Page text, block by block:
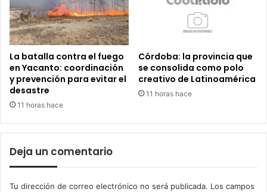
La batalla contra el fuego
en Yacanto: coordinación
y prevención para evitar el
desastre
11 horas hace
Córdoba: la provincia que
se consolida como polo
creativo de Latinoamérica
11 horas hace
Deja un comentario
Tu dirección de correo electrónico no será publicada. Los campos